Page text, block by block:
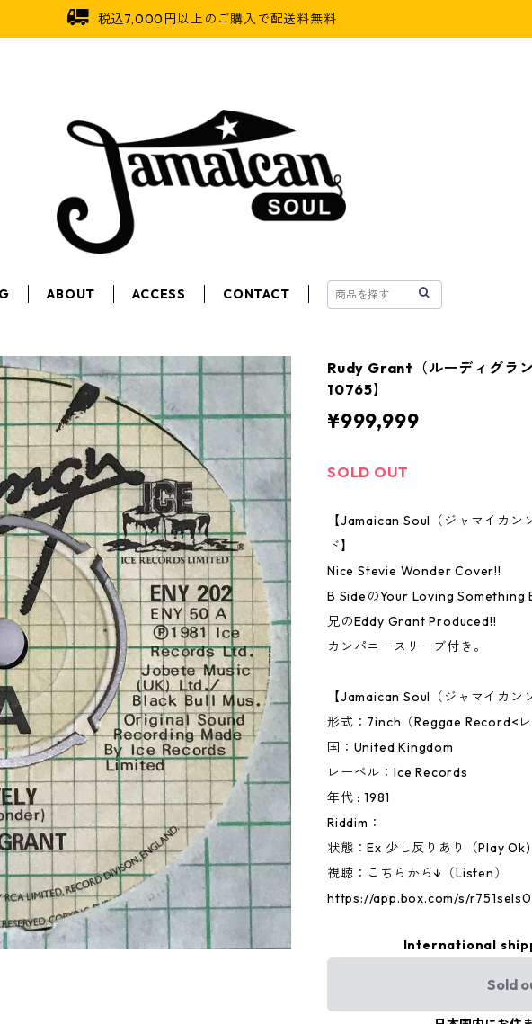
税込7,000円以上のご購入で配送料無料
ABOUT ACCESS CONTACT
Rudy Grant（ルーディグラ
10765】
¥999,999
SOLD OUT
【Jamaican Soul（ジャマイカン
ド】
Nice Stevie Wonder Cover!!
B SideのYour Loving Something
兄のEddy Grant Produced!!
カンパニースリーブ付き。
【Jamaican Soul（ジャマイカン
形式：7inch（Reggae Record<レ
国：United Kingdom
レーベル：Ice Records
年代 : 1981
Riddim：
状態：Ex 少し反りあり（Play
視聴：こちらから↓（Listen）
https://app.box.com/s/
International
Sold